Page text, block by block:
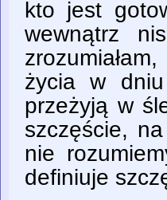
kto jest
wewnątrz
życia w
przeżyją w
szczęście,
nie
definiuje